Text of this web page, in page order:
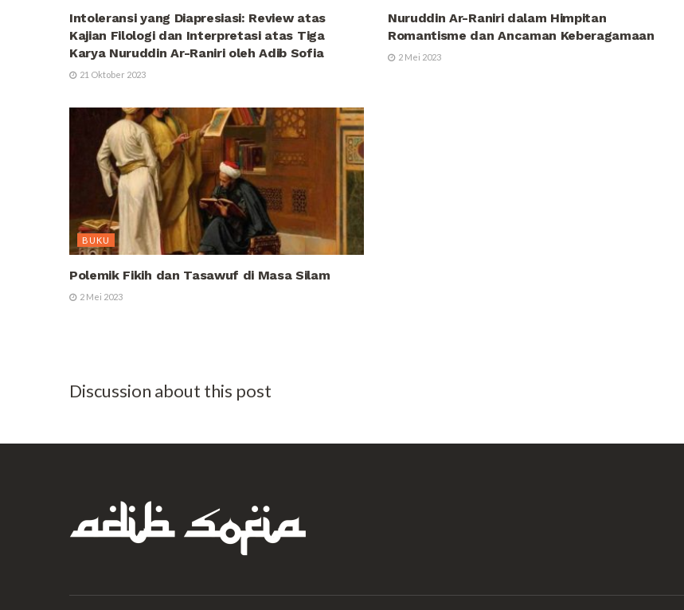
Intoleransi yang Diapresiasi: Review atas
Kajian Filologi dan Interpretasi atas Tiga
Karya Nuruddin Ar-Raniri oleh Adib Sofia
21 Oktober 2023
Nuruddin Ar-Raniri dalam Himpitan
Romantisme dan Ancaman Keberagamaan
2 Mei 2023
BUKU
Polemik Fikih dan Tasawuf di Masa Silam
2 Mei 2023
Discussion about this post